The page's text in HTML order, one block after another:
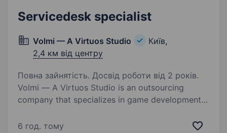
Servicedesk specialist
Volmi — A Virtuos Studio
Київ,
2,4 км від центру
Повна зайнятість. Досвід роботи від 2 років.
Volmi — A Virtuos Studio is an outsourcing
company that specializes in game development
years, we have successfully completed over
6 год. тому